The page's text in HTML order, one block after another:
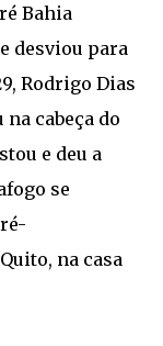
Bahia
desviou para
Rodrigo Dias
cabeça do
e deu a
se
na casa